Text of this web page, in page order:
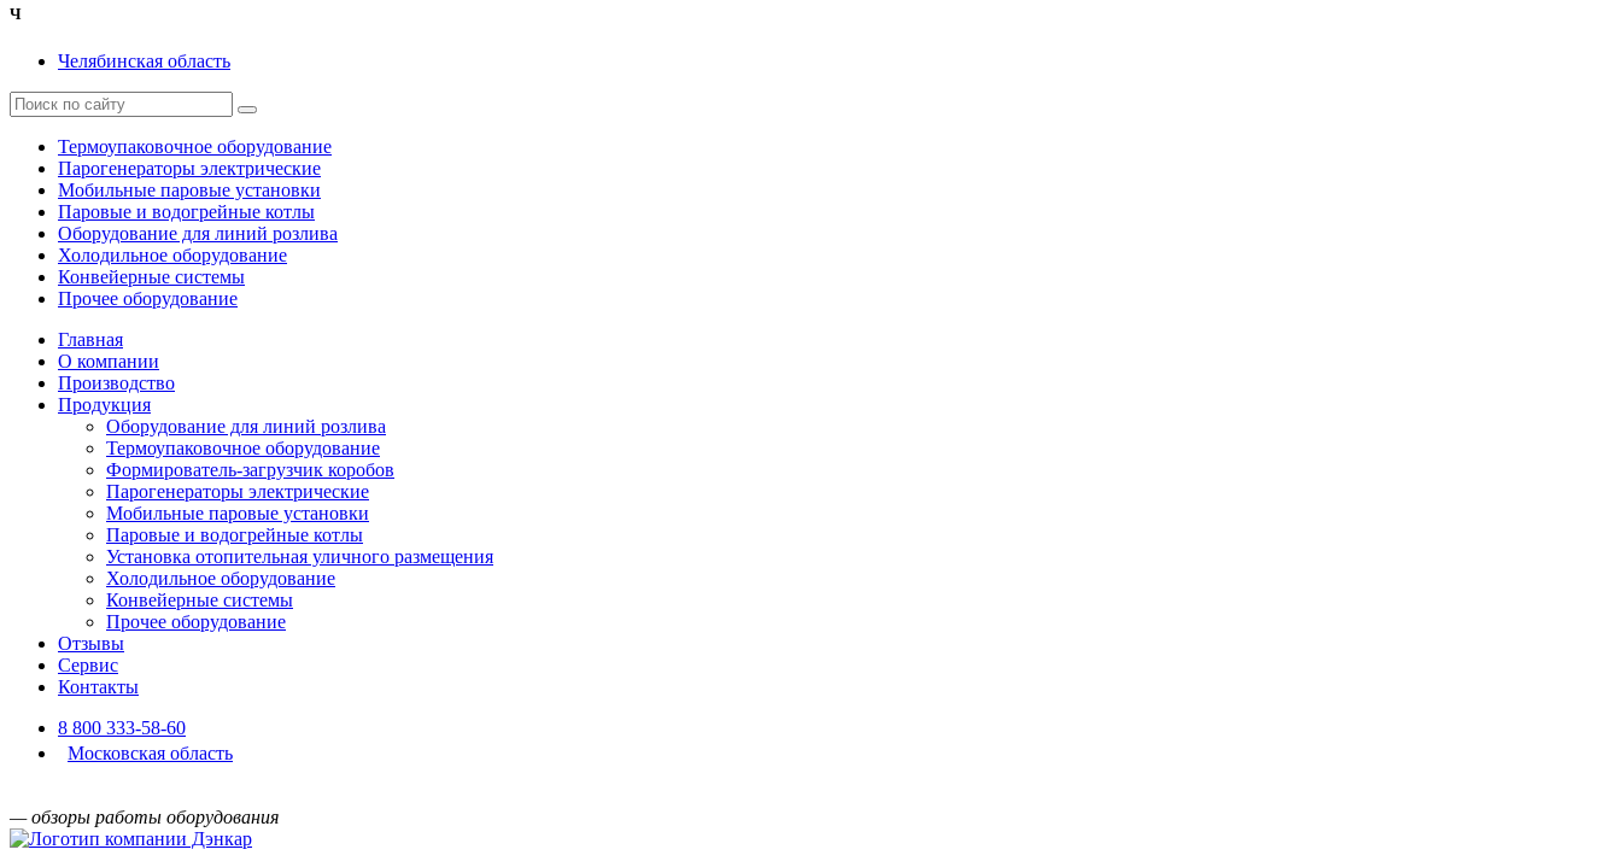
Ч
Челябинская область
Термоупаковочное оборудование
Парогенераторы электрические
Мобильные паровые установки
Паровые и водогрейные котлы
Оборудование для линий розлива
Холодильное оборудование
Конвейерные системы
Прочее оборудование
Главная
О компании
Производство
Продукция
Оборудование для линий розлива
Термоупаковочное оборудование
Формирователь-загрузчик коробов
Парогенераторы электрические
Мобильные паровые установки
Паровые и водогрейные котлы
Установка отопительная уличного размещения
Холодильное оборудование
Конвейерные системы
Прочее оборудование
Отзывы
Сервис
Контакты
8 800 333-58-60
Московская область
— обзоры работы оборудования